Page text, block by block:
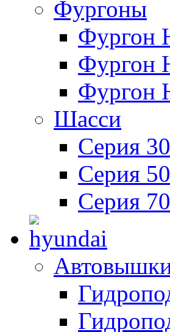
Фургоны
Фургон
Фургон
Фургон
Шасси
Серия
Серия
Серия